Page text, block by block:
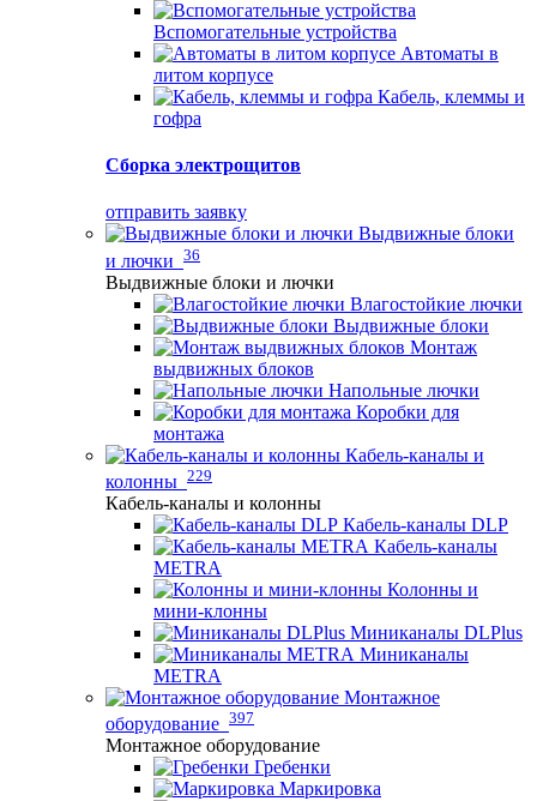
Вспомогательные устройства
Автоматы в
литом корпусе
Кабель, клеммы и
гофра
Сборка электрощитов
отправить заявку
Выдвижные блоки
и лючки 36
Выдвижные блоки и лючки
Влагостойкие лючки
Выдвижные блоки
Монтаж
выдвижных блоков
Напольные лючки
Коробки для
монтажа
Кабель-каналы и
колонны 229
Кабель-каналы и колонны
Кабель-каналы DLP
Кабель-каналы
METRA
Колонны и
мини-клонны
Миниканалы DLPlus
Миниканалы
METRA
Монтажное
оборудование 397
Монтажное оборудование
Гребенки
Маркировка